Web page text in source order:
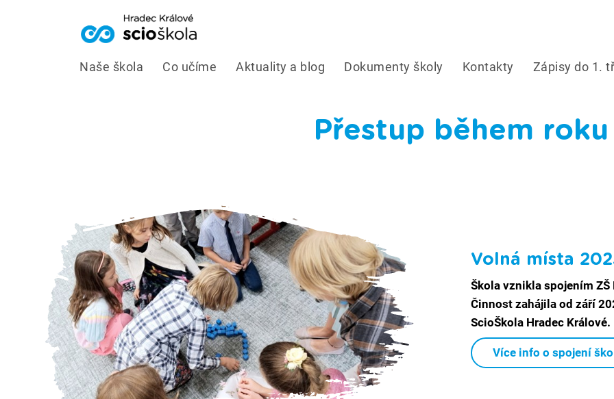
Naše škola Co učíme Aktuality a blog Dokumenty školy Kontakty Zápisy do 1.
Přestup během roku
Volná místa
Škola vznikla spojením ZŠ
Činnost zahájila od září
ScioŠkola Hradec Králové.
Více info o spojení